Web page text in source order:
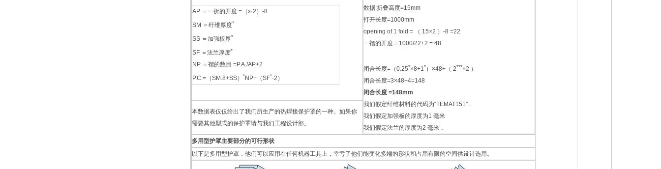
AP ＝一折的开度 =（x·2）-8
SM ＝纤维厚度*
SS ＝加强板厚*
SF ＝法兰厚度*
NP ＝褶的数目 =P.A./AP+2
P.C.=（SM.8+SS）
*NP+（SF*·2）
数据:折叠高度=15mm
打开长度=1000mm
opening of 1 fold = （ 15×2 ）-8 =22
一褶的开度＝1000/22+2 = 48
闭合长度=（0.25*×8+1*）×48+（ 2***×2 ）
闭合长度=3×48+4=148
闭合长度 =148mm
我们假定纤维材料的代码为“TEMAT151" .
我们假定加强板的厚度为1 毫米
我们假定法兰的厚度为2 毫米．
本数据表仅仅给出了我们所生产的热焊接保护罩的一种。如果你
需要其他型式的保护罩请与我们工程设计部。
多用型护罩主要部分的可行形状
以下是多用型护罩．他们可以应用在任何机器工具上，幸亏了他们能变化多端的形状和占用有限的空间供设计选用。